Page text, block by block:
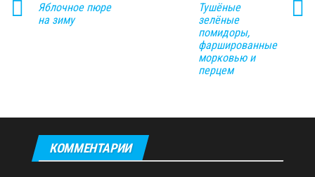
Яблочное пюре
на зиму
Тушёные
зелёные
помидоры,
фаршированные
морковью и
перцем
КОММЕНТАРИИ